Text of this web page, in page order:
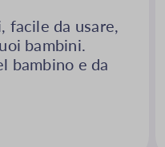
facile da usare,
bambini.
bambino e da